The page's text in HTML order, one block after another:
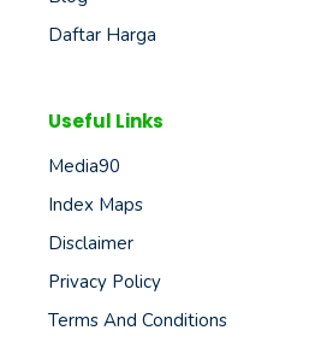
Daftar Harga
Useful Links
Media90
Index Maps
Disclaimer
Privacy Policy
Terms And Conditions